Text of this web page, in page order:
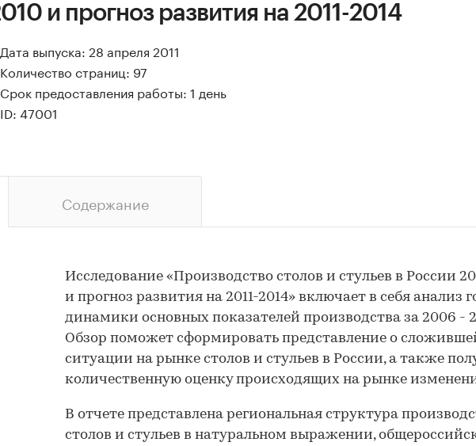
и прогноз развития на 2011-2014
Дата выпуска: 28 апреля 2011
Количество страниц: 97
Срок предоставления работы: 1 день
ID: 47001
Содержание
Исследование «Производство столов и стульев в России
и прогноз развития на 2011-2014» включает в себя анализ
динамики основных показателей производства за 2006 -
Обзор поможет сформировать представление о
ситуации на рынке столов и стульев в России, а также
количественную оценку происходящих на рынке
В отчете представлена региональная структура
столов и стульев в натуральном выражении,